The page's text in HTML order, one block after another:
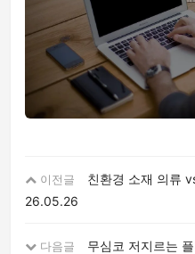
이전글
친환경 소재 의류
26.05.26
다음글
무심코 저지르는